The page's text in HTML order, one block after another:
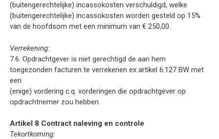
(buitengerechtelijke) incassokosten verschuldigd, welke
(buitengerechtelijke) incassokosten worden gesteld op 15%
van de hoofdsom met een minimum van € 250,00.
Verrekening:
7.6. Opdrachtgever is niet gerechtigd de aan hem
toegezonden facturen te verrekenen ex artikel 6:127 BW met
een
(enige) vordering c.q. vorderingen die opdrachtgever op
opdrachtnemer zou hebben.
Artikel 8 Contract naleving en controle
Tekortkoming: